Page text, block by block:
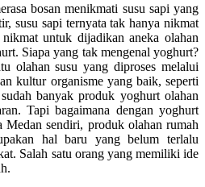
bosan menikmati susu sapi yang
susu sapi ternyata tak hanya nikmat
untuk dijadikan aneka olahan
Siapa yang tak mengenal yoghurt?
olahan susu yang diproses melalui
kultur organisme yang baik, seperti
banyak produk yoghurt olahan
Tapi bagaimana dengan yoghurt
sendiri, produk olahan rumah
hal baru yang belum terlalu
Salah satu orang yang memiliki ide